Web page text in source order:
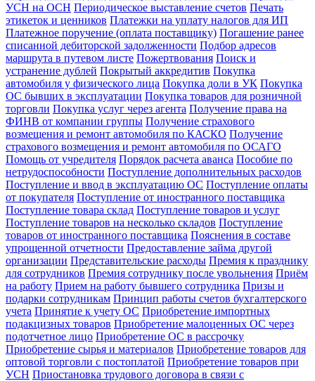
УСН на ОСН Периодическое выставление счетов Печать
этикеток и ценников Платежки на уплату налогов для ИП
Платежное поручение (оплата поставщику) Погашение ранее
списанной дебиторской задолженности Подбор адресов
маршрута в путевом листе Пожертвования Поиск и
устранение дублей Покрытый аккредитив Покупка
автомобиля у физического лица Покупка доли в УК Покупка
ОС бывших в эксплуатации Покупка товаров для розничной
торговли Покупка услуг через агента Получение права на
ФИНВ от компании группы Получение страхового
возмещения и ремонт автомобиля по КАСКО Получение
страхового возмещения и ремонт автомобиля по ОСАГО
Помощь от учредителя Порядок расчета аванса Пособие по
нетрудоспособности Поступление дополнительных расходов
Поступление и ввод в эксплуатацию ОС Поступление оплаты
от покупателя Поступление от иностранного поставщика
Поступление товара склад Поступление товаров и услуг
Поступление товаров на несколько складов Поступление
товаров от иностранного поставщика Пояснения в составе
упрощенной отчетности Предоставление займа другой
организации Представительские расходы Премия к празднику
для сотрудников Премия сотруднику после увольнения Приём
на работу Прием на работу бывшего сотрудника Призы и
подарки сотрудникам Принцип работы счетов бухгалтерского
учета Принятие к учету ОС Приобретение импортных
подакцизных товаров Приобретение малоценных ОС через
подотчетное лицо Приобретение ОС в рассрочку
Приобретение сырья и материалов Приобретение товаров для
оптовой торговли с постоплатой Приобретение товаров при
УСН Приостановка трудового договора в связи с